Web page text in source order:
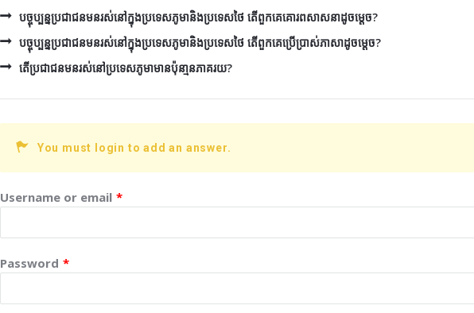
បច្ចុប្បន្នប្រជាជនមនរស់នៅក្នុងប្រទេសភូមានិងប្រទេសថៃ តើពួកគេគោរពសាសនាដូចម្តេច?
បច្ចុប្បន្នប្រជាជនមនរស់នៅក្នុងប្រទេសភូមានិងប្រទេសថៃ តើពួកគេប្រើប្រាស់ភាសាដូចម្តេច?
តើប្រជាជនមនរស់នៅប្រទេសភូមាមានប៉ុនា្មនភាគរយ?
You must login to add an answer.
Username or email *
Password *